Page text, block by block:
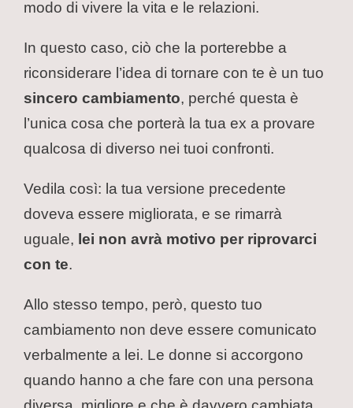
modo di vivere la vita e le relazioni.
In questo caso, ciò che la porterebbe a
riconsiderare l’idea di tornare con te è un tuo
sincero cambiamento, perché questa è
l’unica cosa che porterà la tua ex a provare
qualcosa di diverso nei tuoi confronti.
Vedila così: la tua versione precedente
doveva essere migliorata, e se rimarrà
uguale, lei non avrà motivo per riprovarci
con te.
Allo stesso tempo, però, questo tuo
cambiamento non deve essere comunicato
verbalmente a lei. Le donne si accorgono
quando hanno a che fare con una persona